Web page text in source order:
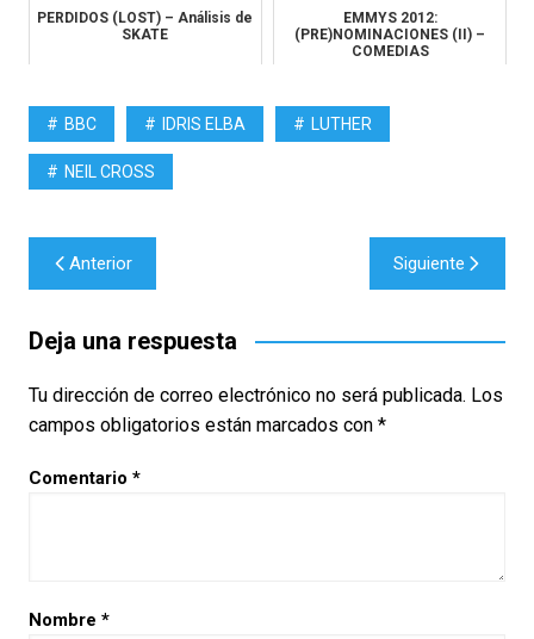
PERDIDOS (LOST) – Análisis de
SKATE
EMMYS 2012:
(PRE)NOMINACIONES (II) –
COMEDIAS
BBC IDRIS ELBA LUTHER
NEIL CROSS
Navegación
de
entradas
Anterior Siguiente
Deja una respuesta
Tu dirección de correo electrónico no será publicada. Los
campos obligatorios están marcados con *
Comentario *
Nombre *